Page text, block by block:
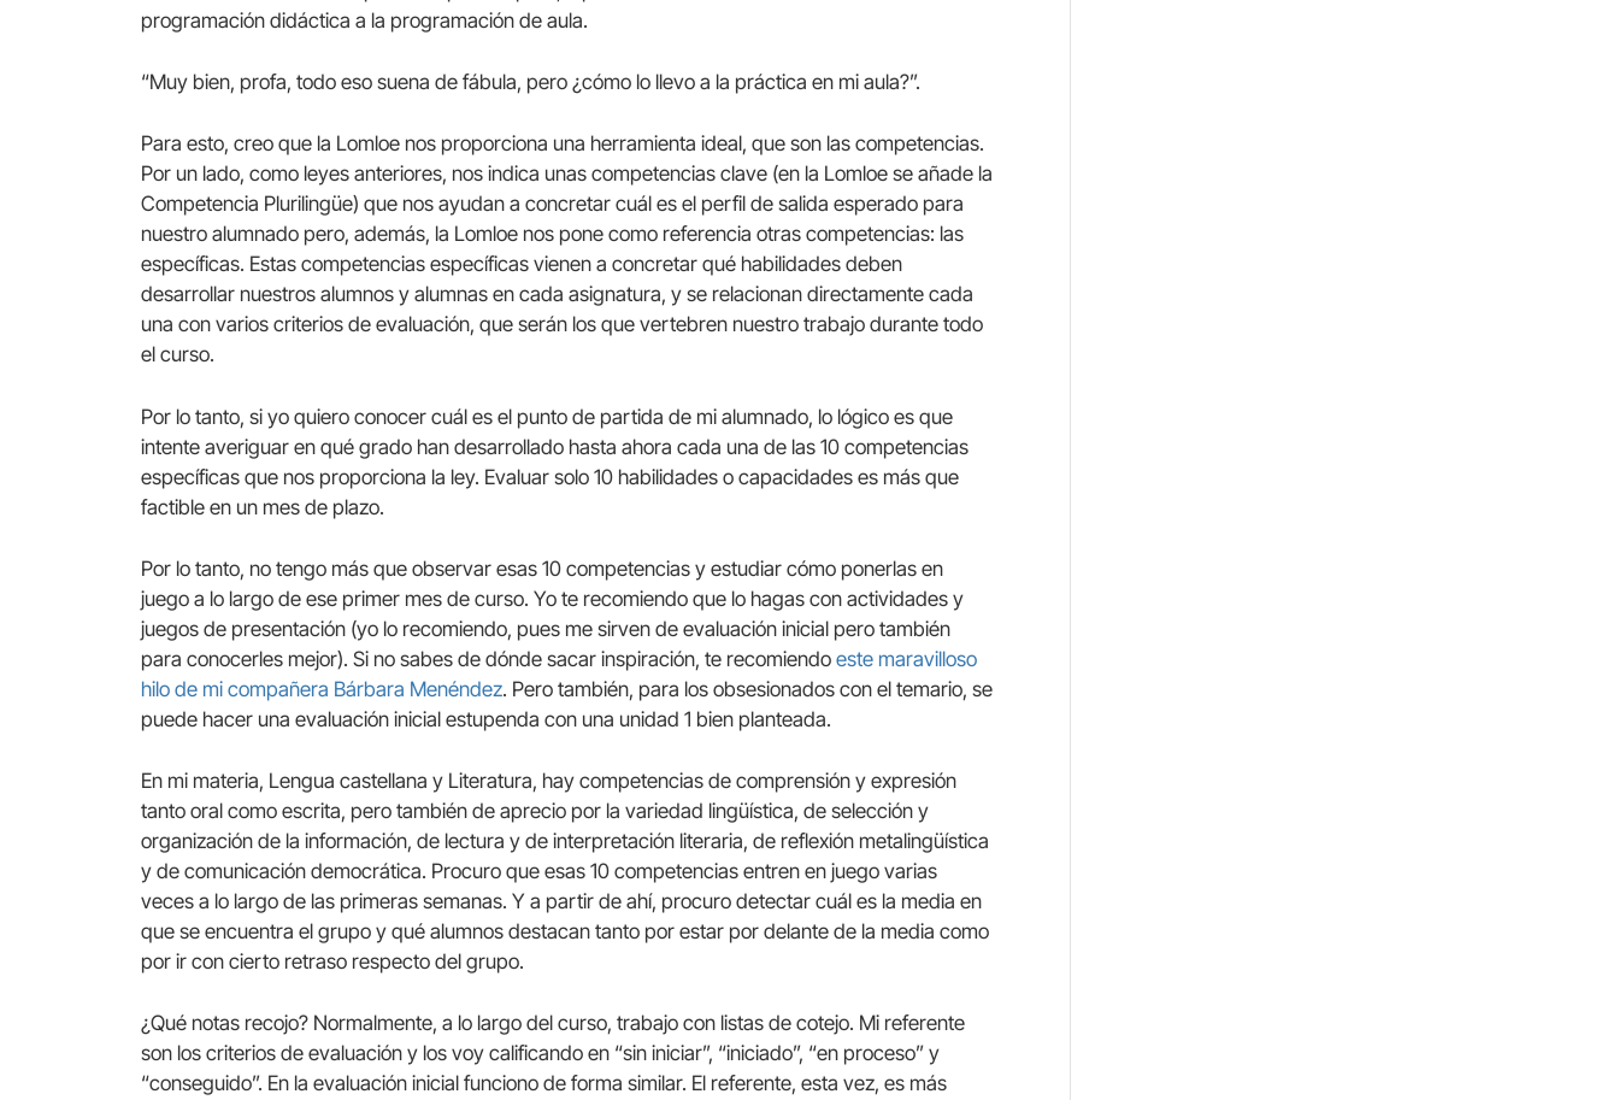
programación didáctica a la programación de aula.
“Muy bien, profa, todo eso suena de fábula, pero ¿cómo lo llevo a la práctica en mi aula?”.
Para esto, creo que la Lomloe nos proporciona una herramienta ideal, que son las competencias.
Por un lado, como leyes anteriores, nos indica unas competencias clave (en la Lomloe se añade la
Competencia Plurilingüe) que nos ayudan a concretar cuál es el perfil de salida esperado para
nuestro alumnado pero, además, la Lomloe nos pone como referencia otras competencias: las
específicas. Estas competencias específicas vienen a concretar qué habilidades deben
desarrollar nuestros alumnos y alumnas en cada asignatura, y se relacionan directamente cada
una con varios criterios de evaluación, que serán los que vertebren nuestro trabajo durante todo
el curso.
Por lo tanto, si yo quiero conocer cuál es el punto de partida de mi alumnado, lo lógico es que
intente averiguar en qué grado han desarrollado hasta ahora cada una de las 10 competencias
específicas que nos proporciona la ley. Evaluar solo 10 habilidades o capacidades es más que
factible en un mes de plazo.
Por lo tanto, no tengo más que observar esas 10 competencias y estudiar cómo ponerlas en
juego a lo largo de ese primer mes de curso. Yo te recomiendo que lo hagas con actividades y
juegos de presentación (yo lo recomiendo, pues me sirven de evaluación inicial pero también
para conocerles mejor). Si no sabes de dónde sacar inspiración, te recomiendoeste maravilloso
hilo de mi compañera Bárbara Menéndez. Pero también, para los obsesionados con el temario, se
puede hacer una evaluación inicial estupenda con una unidad 1 bien planteada.
En mi materia, Lengua castellana y Literatura, hay competencias de comprensión y expresión
tanto oral como escrita, pero también de aprecio por la variedad lingüística, de selección y
organización de la información, de lectura y de interpretación literaria, de reflexión metalingüística
y de comunicación democrática. Procuro que esas 10 competencias entren en juego varias
veces a lo largo de las primeras semanas. Y a partir de ahí, procuro detectar cuál es la media en
que se encuentra el grupo y qué alumnos destacan tanto por estar por delante de la media como
por ir con cierto retraso respecto del grupo.
¿Qué notas recojo? Normalmente, a lo largo del curso, trabajo con listas de cotejo. Mi referente
son los criterios de evaluación y los voy calificando en “sin iniciar”, “iniciado”, “en proceso” y
“conseguido”. En la evaluación inicial funciono de forma similar. El referente, esta vez, es más